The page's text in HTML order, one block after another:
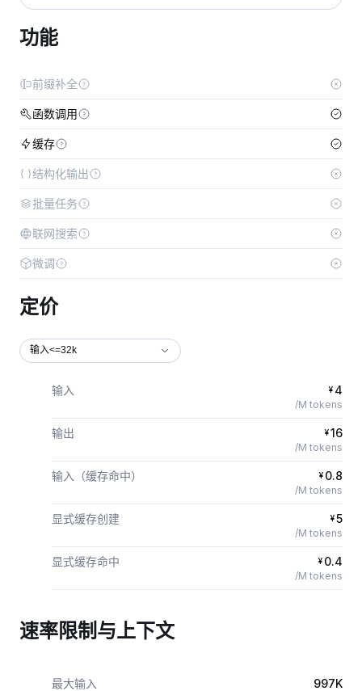
功能
前缀补全
函数调用
缓存
结构化输出
批量任务
联网搜索
微调
定价
输入<=32k
输入 ¥ 4
/M tokens
输出 ¥16
/M tokens
输入（缓存命中） ¥ 0.8
/M tokens
显式缓存创建 ¥5
/M tokens
显式缓存命中 ¥ 0.4
/M tokens
速率限制与上下文
最大输入 997K